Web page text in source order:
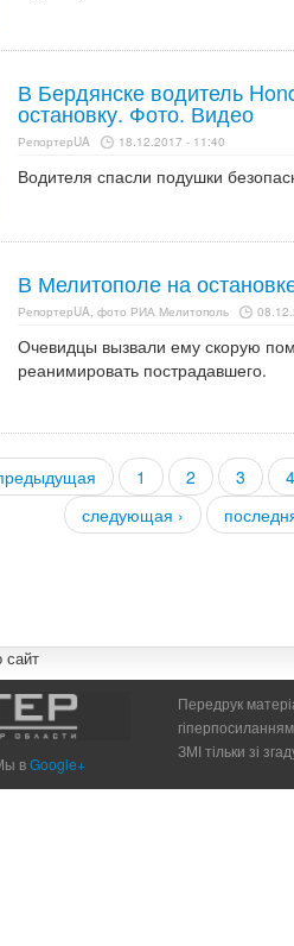
В Бердянске водитель
остановку. Фото. Видео
РепортерUA 18.12.2017 - 11:40
Водителя спасли подушки
В Мелитополе на
РепортерUA, фото РИА Мелитополь
Очевидцы вызвали ему скорую
реанимировать пострадавшего.
1 2 3
4
следующая ›
сайт
вGoogle+
Передрук
ЗМІ тільки зі